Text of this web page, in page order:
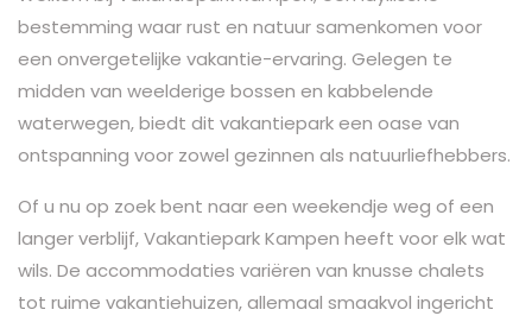
bestemming waar rust en natuur samenkomen voor
een onvergetelijke vakantie-ervaring. Gelegen te
midden van weelderige bossen en kabbelende
waterwegen, biedt dit vakantiepark een oase van
ontspanning voor zowel gezinnen als natuurliefhebbers.
Of u nu op zoek bent naar een weekendje weg of een
langer verblijf, Vakantiepark Kampen heeft voor elk wat
wils. De accommodaties variëren van knusse chalets
tot ruime vakantiehuizen, allemaal smaakvol ingericht